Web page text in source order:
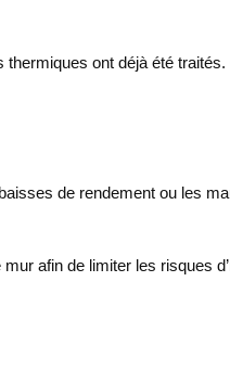
ont déjà été traités.
de rendement ou les
afin de limiter les risques